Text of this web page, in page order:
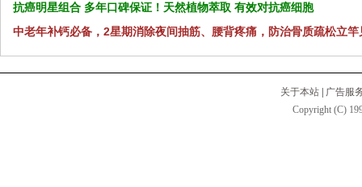
抗癌明星组合 多年口碑保证！天然植物萃取 有效对抗癌细胞
中老年补钙必备，2星期消除夜间抽筋、腰背疼痛，防治骨质疏松立竿
关于本站
广告服
Copyright (C)